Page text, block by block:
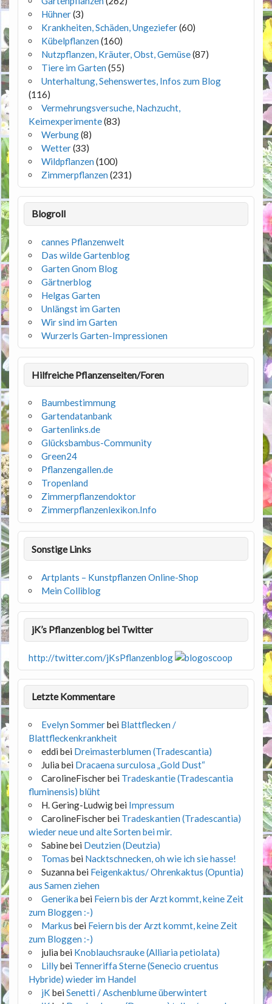
Hühner(3)
Krankheiten, Schäden, Ungeziefer(60)
Kübelpflanzen (160)
Nutzpflanzen, Kräuter, Obst, Gemüse(87)
Tiere im Garten (55)
Unterhaltung, Sehenswertes, Infos zum Blog
(116)
Vermehrungsversuche, Nachzucht,
Keimexperimente(83)
Werbung(8)
Wetter(33)
Wildpflanzen (100)
Zimmerpflanzen (231)
Blogroll
cannes Pflanzenwelt
Das wilde Gartenblog
Garten Gnom Blog
Gärtnerblog
Helgas Garten
Unlängst im Garten
Wir sind im Garten
Wurzerls Garten-Impressionen
Hilfreiche Pflanzenseiten/Foren
Baumbestimmung
Gartendatanbank
Gartenlinks.de
Glücksbambus-Community
Green24
Pflanzengallen.de
Tropenland
Zimmerpflanzendoktor
Zimmerpflanzenlexikon.Info
Sonstige Links
Artplants – Kunstpflanzen Online-Shop
Mein Colliblog
jK’s Pflanzenblog bei Twitter
http://twitter.com/jKsPflanzenblog
Letzte Kommentare
Evelyn Sommerbei Blattflecken /
Blattfleckenkrankheit
eddibei Dreimasterblumen (Tradescantia)
Julia bei Dracaena surculosa „Gold Dust“
CarolineFischerbei Tradeskantie (Tradescantia
fluminensis) blüht
H. Gering-Ludwigbei Impressum
CarolineFischerbei Tradeskantien (Tradescantia)
wieder neue und alte Sorten bei mir.
Sabinebei Deutzien (Deutzia)
Tomas bei Nacktschnecken, oh wie ich sie hasse!
Suzanna bei Feigenkaktus/ Ohrenkaktus (Opuntia)
aus Samen ziehen
Generika bei Feiern bis der Arzt kommt, keine Zeit
zum Bloggen :-)
Markus bei Feiern bis der Arzt kommt, keine Zeit
zum Bloggen :-)
julia bei Knoblauchsrauke (Alliaria petiolata)
Lillybei Tenneriffa Sterne (Senecio cruentus
Hybride) wieder im Handel
jK beiSenetti / Aschenblume überwintert